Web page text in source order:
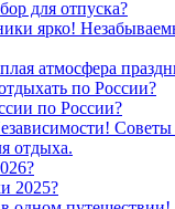
для отпуска?
ярко!
атмосфера
по России?
по России?
Советы
отдыха.
2025?